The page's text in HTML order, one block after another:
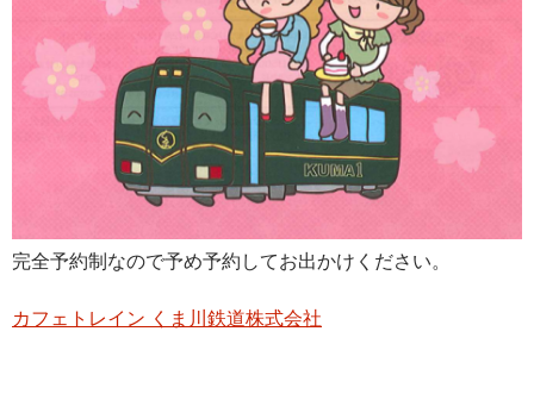
完全予約制なので予め予約してお出かけください。
カフェトレイン くま川鉄道株式会社